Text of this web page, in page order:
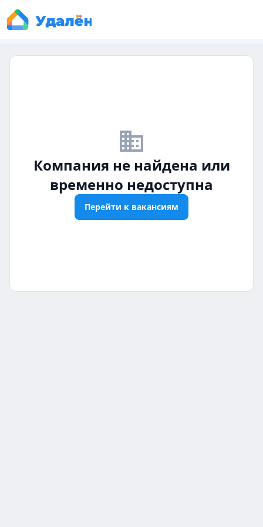
business_off
Компания не найдена или
временно недоступна
Перейти к вакансиям